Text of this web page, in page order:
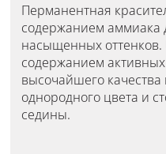
Перманентная
содержанием аммиака
насыщенных
содержанием
высочайшего
однородного цвета и
седины.